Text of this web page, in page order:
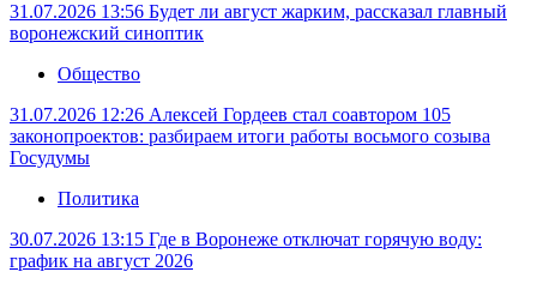
31.07.2026 13:56 Будет ли август жарким, рассказал главный
воронежский синоптик
Общество
31.07.2026 12:26 Алексей Гордеев стал соавтором 105
законопроектов: разбираем итоги работы восьмого созыва
Госудумы
Политика
30.07.2026 13:15 Где в Воронеже отключат горячую воду:
график на август 2026